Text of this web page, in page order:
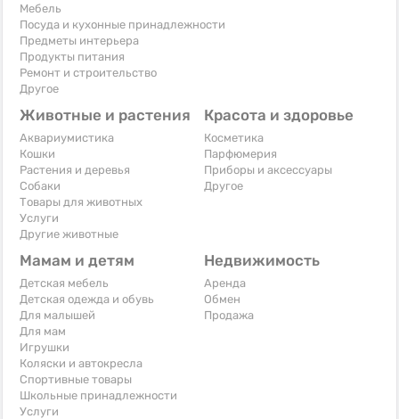
Мебель
Посуда и кухонные принадлежности
Предметы интерьера
Продукты питания
Ремонт и строительство
Другое
Животные и растения
Аквариумистика
Кошки
Растения и деревья
Собаки
Товары для животных
Услуги
Другие животные
Красота и здоровье
Косметика
Парфюмерия
Приборы и аксессуары
Другое
Мамам и детям
Детская мебель
Детская одежда и обувь
Для малышей
Для мам
Игрушки
Коляски и автокресла
Спортивные товары
Школьные принадлежности
Услуги
Недвижимость
Аренда
Обмен
Продажа